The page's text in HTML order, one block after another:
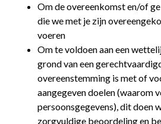
Om de overeenkomst en/of
die we met je zijn
voeren
Om te voldoen aan een
grond van een
overeenstemming is met of
aangegeven doelen (waarom
persoonsgegevens), dit doen
zorgvuldige beoordeling en